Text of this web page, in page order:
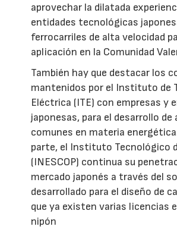
aprovechar la dilatada
entidades tecnológicas
ferrocarriles de alta velocidad
aplicación en la Comunidad
También hay que destacar los
mantenidos por el Instituto de
Eléctrica (ITE) con empresas y
japonesas, para el desarrollo de
comunes en materia
parte, el Instituto Tecnológico
(INESCOP) continua su
mercado japonés a través del
desarrollado para el diseño de
que ya existen varias licencias
nipón